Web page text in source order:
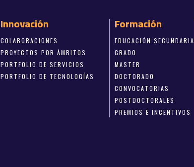
Innovación
COLABORACIONES
PROYECTOS POR ÁMBITOS
PORTFOLIO DE SERVICIOS
PORTFOLIO DE TECNOLOGÍAS
Formación
EDUCACIÓN SECUNDARIA
GRADO
MASTER
DOCTORADO
CONVOCATORIAS
POSTDOCTORALES
PREMIOS E INCENTIVOS